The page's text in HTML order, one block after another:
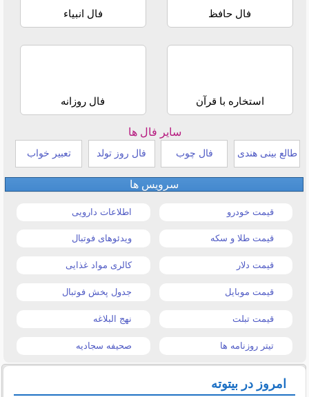
فال حافظ فال انبیاء
استخاره با قرآن فال روزانه
سایر فال ها
طالع بینی هندی فال چوب فال روز تولد تعبیر خواب
سرویس ها
قیمت خودرو اطلاعات دارویی
قیمت طلا و سکه ویدئوهای فوتبال
قیمت دلار کالری مواد غذایی
قیمت موبایل جدول پخش فوتبال
قیمت تبلت نهج البلاغه
تیتر روزنامه ها صحیفه سجادیه
امروز در بیتوته